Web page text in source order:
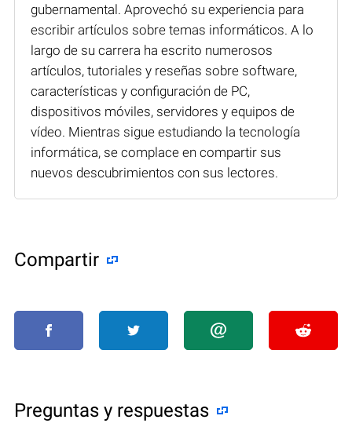
gubernamental. Aprovechó su experiencia para
escribir artículos sobre temas informáticos. A lo
largo de su carrera ha escrito numerosos
artículos, tutoriales y reseñas sobre software,
características y configuración de PC,
dispositivos móviles, servidores y equipos de
vídeo. Mientras sigue estudiando la tecnología
informática, se complace en compartir sus
nuevos descubrimientos con sus lectores.
Compartir
Preguntas y respuestas